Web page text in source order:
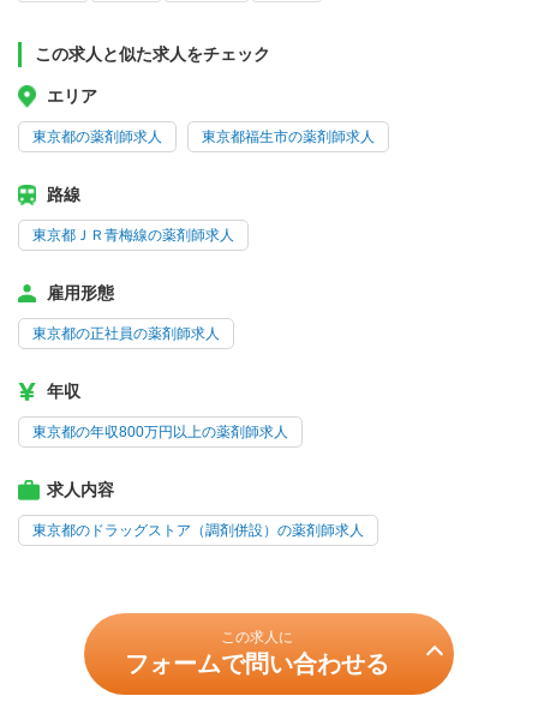
この求人と似た求人をチェック
エリア
東京都の薬剤師求人 東京都福生市の薬剤師求人
路線
東京都ＪＲ青梅線の薬剤師求人
雇用形態
東京都の正社員の薬剤師求人
年収
東京都の年収800万円以上の薬剤師求人
求人内容
東京都のドラッグストア（調剤併設）の薬剤師求人
この求人に
フォームで問い合わせる